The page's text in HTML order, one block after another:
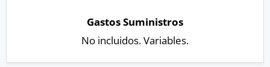
No incluidos. Variables.